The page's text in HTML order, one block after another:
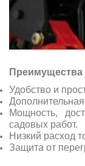
Преимущества
Удобство и
Мощность,
садовых работ.
Низкий расход
Защита от